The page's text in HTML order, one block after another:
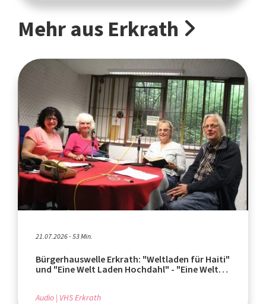
Mehr aus Erkrath
21.07.2026 - 53 Min.
Bürgerhauswelle Erkrath: "Weltladen für Haiti"
und "Eine Welt Laden Hochdahl" - "Eine Welt
Audio VHS Erkrath